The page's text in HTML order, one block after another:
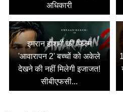
अधिकारी
इमरान हाशमी की फिल्म
'आवारापन 2' बच्चों को अकेले
देखने की नहीं मिलेगी इजाजत!
सीबीएफसी...